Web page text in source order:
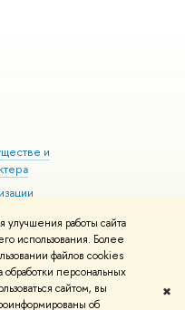
работы сайта
использования. Более
файлов cookies
обработки персональных
сайтом, вы
об
✖
и
здоровья